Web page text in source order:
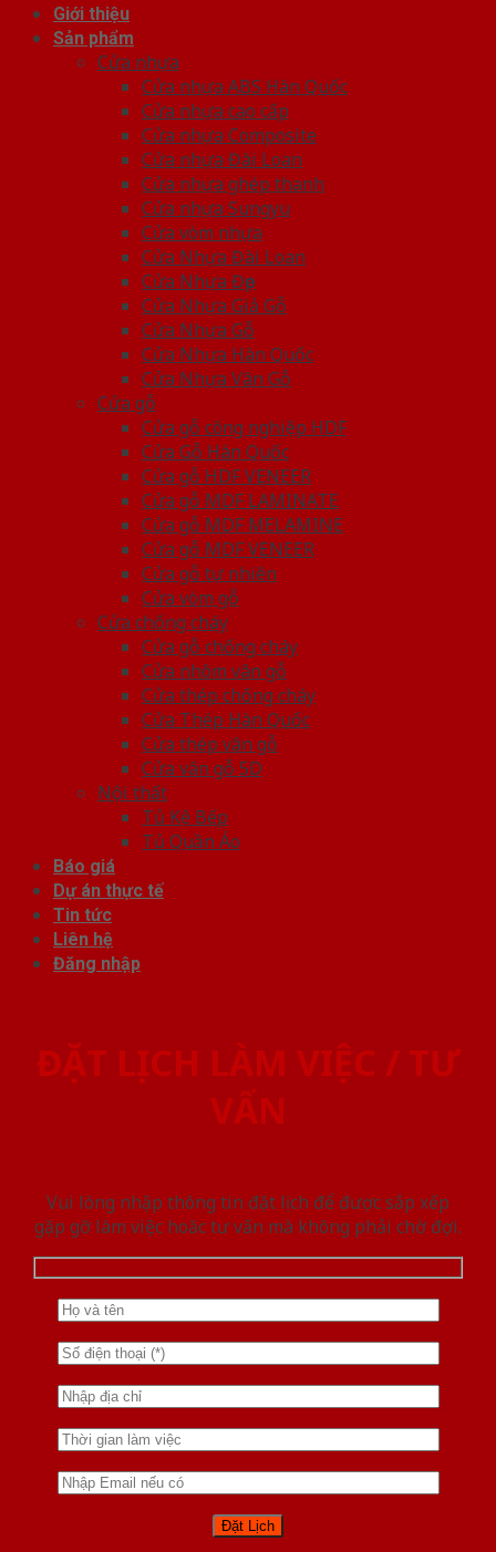
Giới thiệu
Sản phẩm
Cửa nhựa
Cửa nhựa ABS Hàn Quốc
Cửa nhựa cao cấp
Cửa nhựa Composite
Cửa nhựa Đài Loan
Cửa nhựa ghép thanh
Cửa nhựa Sungyu
Cửa vòm nhựa
Cửa Nhựa Đài Loan
Cửa Nhựa Đẹp
Cửa Nhựa Giả Gỗ
Cửa Nhựa Gỗ
Cửa Nhựa Hàn Quốc
Cửa Nhựa Vân Gỗ
Cửa gỗ
Cửa gỗ công nghiệp HDF
Cửa Gỗ Hàn Quốc
Cửa gỗ HDF VENEER
Cửa gỗ MDF LAMINATE
Cửa gỗ MDF MELAMINE
Cửa gỗ MDF VENEER
Cửa gỗ tự nhiên
Cửa vòm gỗ
Cửa chống cháy
Cửa gỗ chống cháy
Cửa nhôm vân gỗ
Cửa thép chống cháy
Cửa Thép Hàn Quốc
Cửa thép vân gỗ
Cửa vân gỗ 5D
Nội thất
Tủ Kệ Bếp
Tủ Quần Áo
Báo giá
Dự án thực tế
Tin tức
Liên hệ
Đăng nhập
ĐẶT LỊCH LÀM VIỆC / TƯ
VẤN
Vui lòng nhập thông tin đặt lịch để được sắp xếp
gặp gỡ làm việc hoăc tư vấn mà không phải chờ đợi.